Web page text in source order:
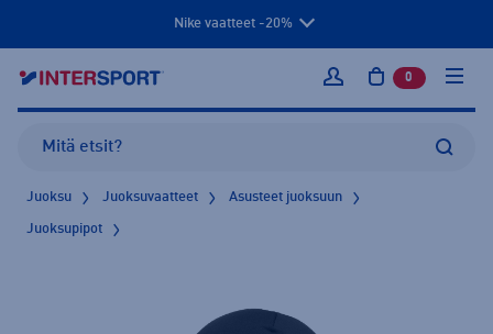
Nike vaatteet -20%
Kirjaudu sisään
0 tuotetta
Juoksu Juoksuvaatteet Asusteet juoksuun
Juoksupipot